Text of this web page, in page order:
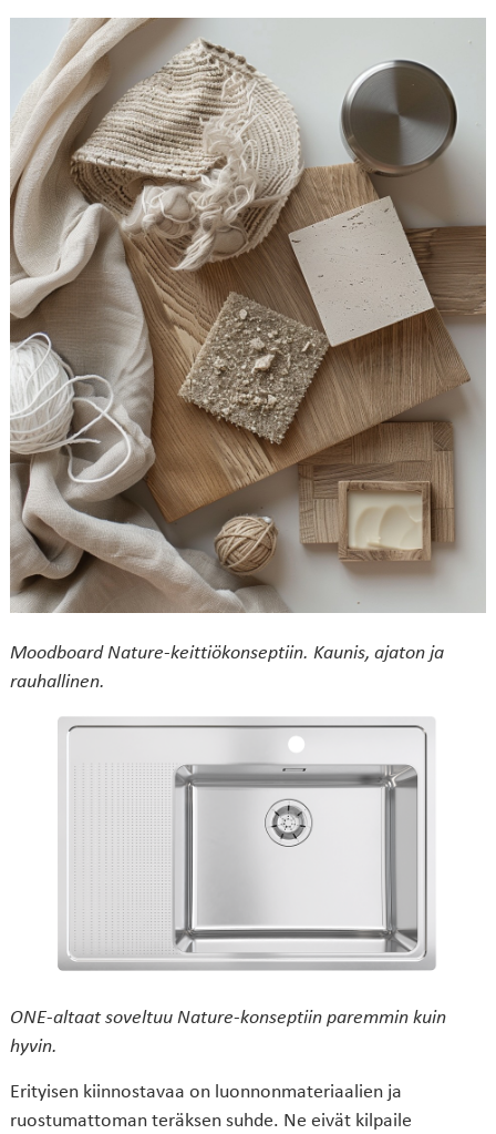
Moodboard Nature-keittiökonseptiin. Kaunis, ajaton ja
rauhallinen.
ONE-altaat soveltuu Nature-konseptiin paremmin kuin
hyvin.
Erityisen kiinnostavaa on luonnonmateriaalien ja
ruostumattoman teräksen suhde. Ne eivät kilpaile